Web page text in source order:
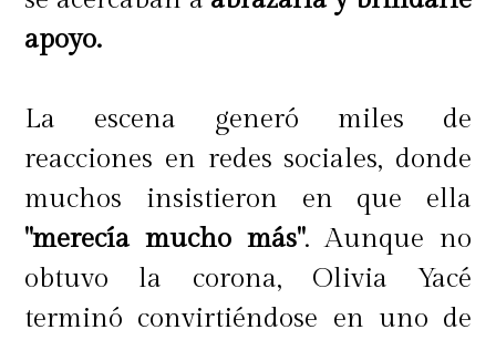
apoyo.
La escena generó miles de
reacciones en redes sociales, donde
muchos insistieron en que ella
"merecía mucho más". Aunque no
obtuvo la corona, Olivia Yacé
terminó convirtiéndose en uno de